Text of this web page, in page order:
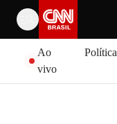
Ao
vivo
Política